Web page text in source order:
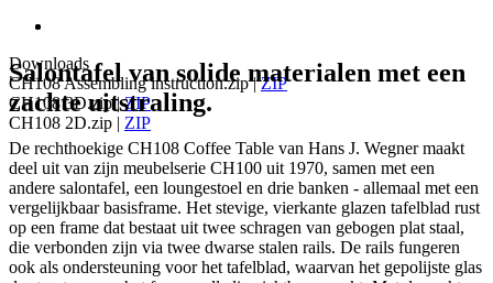
Downloads
CH108 Assembling instruction.zip|ZIP
CH108 3D.zip|ZIP
CH108 2D.zip | ZIP
Salontafel van solide materialen met een
zachte uitstraling.
De rechthoekige CH108 Coffee Table van Hans J. Wegner maakt
deel uit van zijn meubelserie CH100 uit 1970, samen met een
andere salontafel, een loungestoel en drie banken - allemaal met een
vergelijkbaar basisframe. Het stevige, vierkante glazen tafelblad rust
op een frame dat bestaat uit twee schragen van gebogen plat staal,
die verbonden zijn via twee dwarse stalen rails. De rails fungeren
ook als ondersteuning voor het tafelblad, waarvan het gepolijste glas